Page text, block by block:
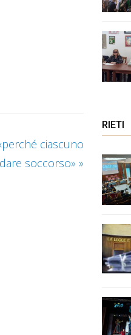
ciascuno
soccorso» »
RIETI